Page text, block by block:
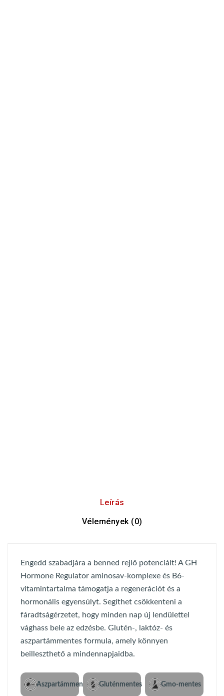
Leírás
Vélemények (0)
Engedd szabadjára a benned rejlő potenciált! A GH
Hormone Regulator aminosav-komplexe és B6-
vitamintartalma támogatja a regenerációt és a
hormonális egyensúlyt. Segíthet csökkenteni a
fáradtságérzetet, hogy minden nap új lendülettel
vághass bele az edzésbe. Glutén-, laktóz- és
aszpartámmentes formula, amely könnyen
beilleszthető a mindennapjaidba.
Aszpartámmentes Gluténmentes Gmo-mentes